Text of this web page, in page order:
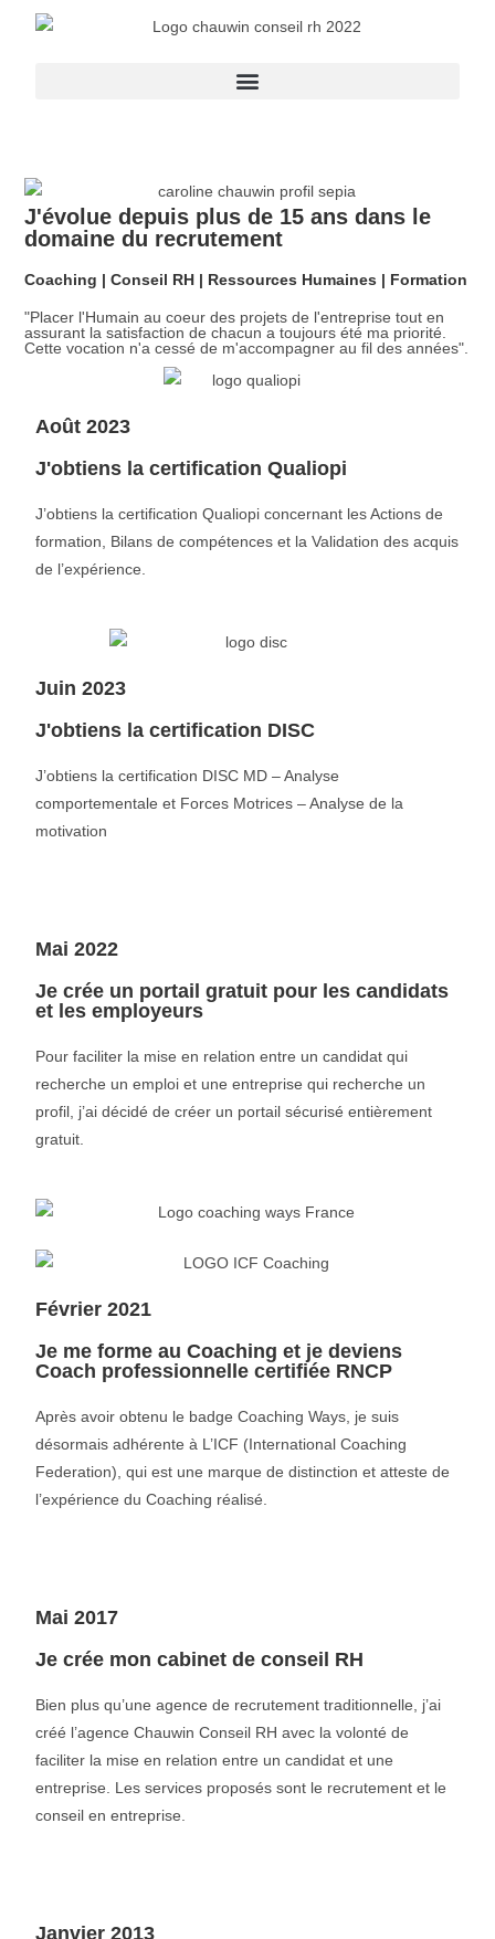
J'évolue depuis plus de 15 ans dans le
domaine du recrutement
Coaching | Conseil RH | Ressources Humaines | Formation
"Placer l'Humain au coeur des projets de l'entreprise tout en
assurant la satisfaction de chacun a toujours été ma priorité.
Cette vocation n'a cessé de m'accompagner au fil des années".
Août 2023
J'obtiens la certification Qualiopi
J’obtiens la certification Qualiopi concernant les Actions de
formation, Bilans de compétences et la Validation des acquis
de l’expérience.
Juin 2023
J'obtiens la certification DISC
J’obtiens la certification DISC MD – Analyse
comportementale et Forces Motrices – Analyse de la
motivation
Mai 2022
Je crée un portail gratuit pour les candidats
et les employeurs
Pour faciliter la mise en relation entre un candidat qui
recherche un emploi et une entreprise qui recherche un
profil, j’ai décidé de créer un portail sécurisé entièrement
gratuit.
Février 2021
Je me forme au Coaching et je deviens
Coach professionnelle certifiée RNCP
Après avoir obtenu le badge Coaching Ways, je suis
désormais adhérente à L’ICF (International Coaching
Federation), qui est une marque de distinction et atteste de
l’expérience du Coaching réalisé.
Mai 2017
Je crée mon cabinet de conseil RH
Bien plus qu’une agence de recrutement traditionnelle, j’ai
créé l’agence Chauwin Conseil RH avec la volonté de
faciliter la mise en relation entre un candidat et une
entreprise. Les services proposés sont le recrutement et le
conseil en entreprise.
Janvier 2013